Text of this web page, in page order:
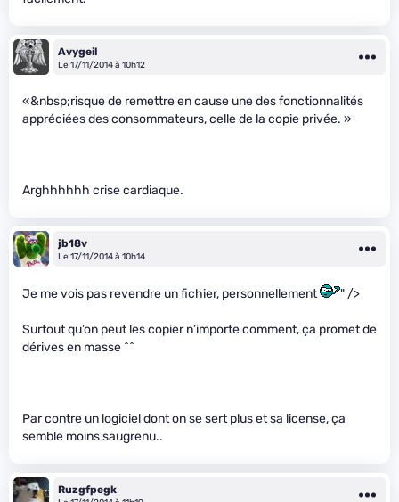
Avygeil
Le 17/11/2014 à 10h12
«&nbsp;risque de remettre en cause une des fonctionnalités
appréciées des consommateurs, celle de la copie privée. »
Arghhhhhh crise cardiaque.
jb18v
Le 17/11/2014 à 10h14
Je me vois pas revendre un fichier, personnellement " />
Surtout qu’on peut les copier n’importe comment, ça promet de
dérives en masse ^^
Par contre un logiciel dont on se sert plus et sa license, ça
semble moins saugrenu..
Ruzgfpegk